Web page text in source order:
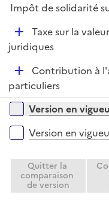
i
e
r
p
i
e
Impôt de solidarité
D
é
i
e
r
Taxe sur la
juridiques
D
é
p
e
r
Contribution à
particuliers
Versions sur la
Version en
Version en
Quitter la
comparaison
de version